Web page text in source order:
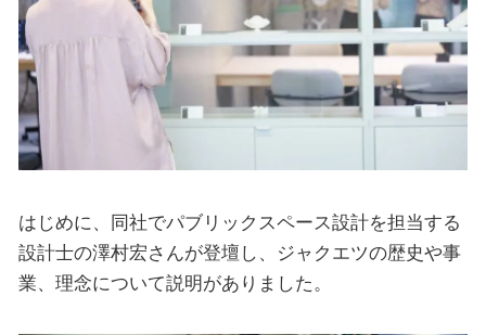
はじめに、同社でパブリックスペース設計を担当する
設計士の澤村宏さんが登壇し、ジャクエツの歴史や事
業、理念について説明がありました。